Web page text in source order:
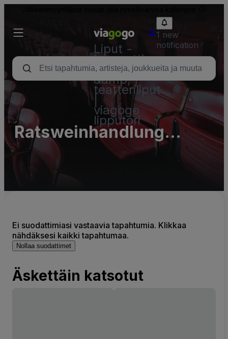
Liput -
konsertti,
urheilu
&amp;
teatteriliput
viagogo
lipputori
1 new
notification
Ratsweinhandlung
Uelzen Hans Meyer,
Schulte e.K.
Ei suodattimiasi vastaavia tapahtumia. Klikkaa
nähdäksesi kaikki tapahtumaa.
Nollaa suodattimet
Äskettäin katsotut